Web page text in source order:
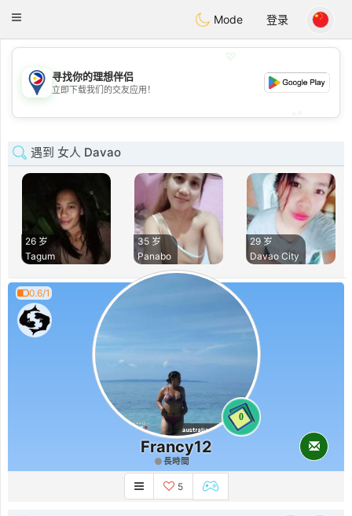
PhilippinesChat
Toggle
Mode 登录
💖
💕
寻找你的理想伴侣
立即下载我们的交友应用！
遇到 女人 Davao
26 岁
Tagum
35 岁
Panabo
29 岁
Davao City
0.6/1
0
Francy12
長時間
5